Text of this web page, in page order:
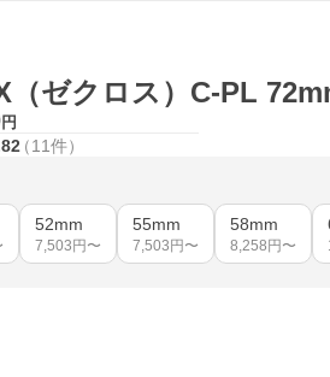
（ゼクロス）C-PL
円
（11件）
52mm
7,503 円〜
55mm
7,503 円〜
58mm
8,258 円〜